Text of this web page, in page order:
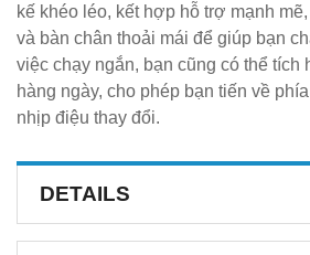
kế khéo léo, kết hợp hỗ trợ mạnh
và bàn chân thoải mái để giúp bạn
việc chạy ngắn, bạn cũng có thể tích
hàng ngày, cho phép bạn tiến về
nhịp điệu thay đổi.
DETAILS